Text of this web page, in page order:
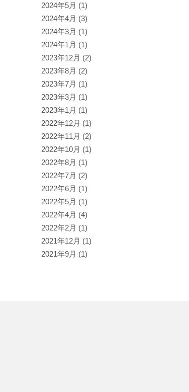
2024年5月 (1)
2024年4月 (3)
2024年3月 (1)
2024年1月 (1)
2023年12月 (2)
2023年8月 (2)
2023年7月 (1)
2023年3月 (1)
2023年1月 (1)
2022年12月 (1)
2022年11月 (2)
2022年10月 (1)
2022年8月 (1)
2022年7月 (2)
2022年6月 (1)
2022年5月 (1)
2022年4月 (4)
2022年2月 (1)
2021年12月 (1)
2021年9月 (1)